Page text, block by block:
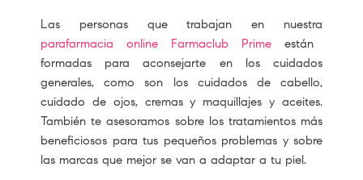
Las personas que trabajan en nuestra
parafarmacia online Farmaclub Prime están
formadas para aconsejarte en los cuidados
generales, como son los cuidados de cabello,
cuidado de ojos, cremas y maquillajes y aceites.
También te asesoramos sobre los tratamientos más
beneficiosos para tus pequeños problemas y sobre
las marcas que mejor se van a adaptar a tu piel.